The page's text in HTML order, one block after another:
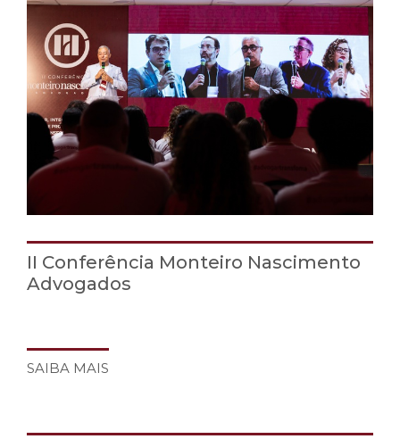
II Conferência Monteiro Nascimento
Advogados
SAIBA MAIS